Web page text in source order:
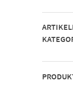
UMBER
Set